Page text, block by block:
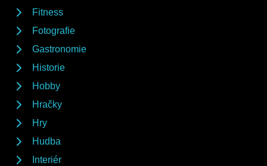
Fitness
Fotografie
Gastronomie
Historie
Hobby
Hračky
Hry
Hudba
Interiér